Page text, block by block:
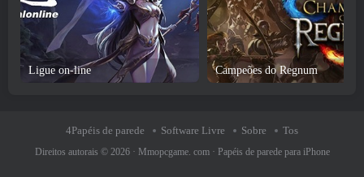
Ligue on-line Campeões do Regnum
4Papéis de parede Software Livre Sobre Tos
Direitos autorais © 2026 · Mmopcgame. com· Papéis de parede para iPhone